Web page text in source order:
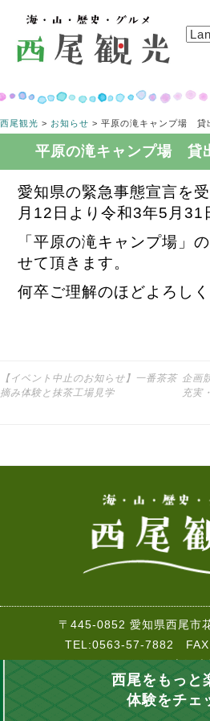
西尾をもっと
体験をチェ
コンテンツへスキップ
西尾観光 > お知らせ > 平原の滝キャンプ場 貸
平原の滝キャンプ場 貸
愛知県の緊急事態宣言を
月12日より令和3年5月31
「平原の滝キャンプ場 」
せて頂きます。
何卒ご理解のほどよろし
投稿ナビゲーション
【イベント中止のお知らせ】一番茶茶
摘み体験と抹茶工場見学
企画
充実
〒445-0852 愛知県西尾市
TEL:0563-57-7882
Copyrights © 西尾市観光